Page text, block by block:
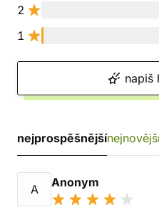
2
1
napiš
nejprospěšnější
A Anonym